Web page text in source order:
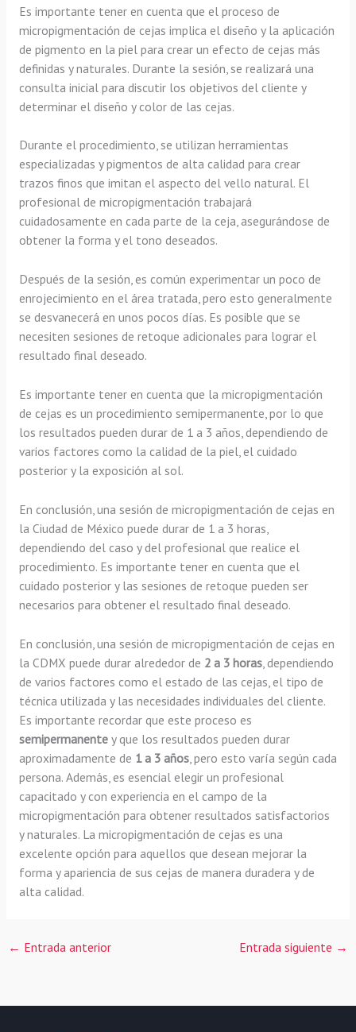
Es importante tener en cuenta que el proceso de
micropigmentación de cejas implica el diseño y la aplicación
de pigmento en la piel para crear un efecto de cejas más
definidas y naturales. Durante la sesión, se realizará una
consulta inicial para discutir los objetivos del cliente y
determinar el diseño y color de las cejas.
Durante el procedimiento, se utilizan herramientas
especializadas y pigmentos de alta calidad para crear
trazos finos que imitan el aspecto del vello natural. El
profesional de micropigmentación trabajará
cuidadosamente en cada parte de la ceja, asegurándose de
obtener la forma y el tono deseados.
Después de la sesión, es común experimentar un poco de
enrojecimiento en el área tratada, pero esto generalmente
se desvanecerá en unos pocos días. Es posible que se
necesiten sesiones de retoque adicionales para lograr el
resultado final deseado.
Es importante tener en cuenta que la micropigmentación
de cejas es un procedimiento semipermanente, por lo que
los resultados pueden durar de 1 a 3 años, dependiendo de
varios factores como la calidad de la piel, el cuidado
posterior y la exposición al sol.
En conclusión, una sesión de micropigmentación de cejas en
la Ciudad de México puede durar de 1 a 3 horas,
dependiendo del caso y del profesional que realice el
procedimiento. Es importante tener en cuenta que el
cuidado posterior y las sesiones de retoque pueden ser
necesarios para obtener el resultado final deseado.
En conclusión, una sesión de micropigmentación de cejas en
la CDMX puede durar alrededor de 2 a 3 horas, dependiendo
de varios factores como el estado de las cejas, el tipo de
técnica utilizada y las necesidades individuales del cliente.
Es importante recordar que este proceso es
semipermanentey que los resultados pueden durar
aproximadamente de 1 a 3 años, pero esto varía según cada
persona. Además, es esencial elegir un profesional
capacitado y con experiencia en el campo de la
micropigmentación para obtener resultados satisfactorios
y naturales. La micropigmentación de cejas es una
excelente opción para aquellos que desean mejorar la
forma y apariencia de sus cejas de manera duradera y de
alta calidad.
← Entrada anterior Entrada siguiente →